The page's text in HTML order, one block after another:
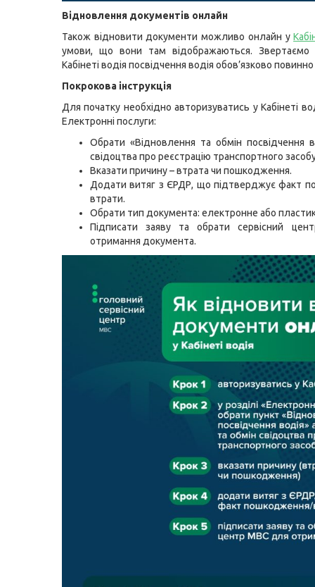
Відновлення документів онлайн
Також відновити документи можливо онлайн у
умови, що вони там відображаються.
Кабінеті водія посвідчення водія обов’язково
Покрокова інструкція
Для початку необхідно авторизуватись у Кабінеті
Електронні послуги:
Обрати «Відновлення та обмін посвідчення
свідоцтва про реєстрацію транспортного
Вказати причину – втрата чи пошкодження.
Додати витяг з ЄРДР, що підтверджує факт
втрати.
Обрати тип документа: електронне або
Підписати заяву та обрати сервісний
отримання документа.